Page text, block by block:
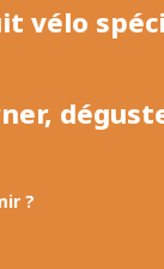
vélo
?